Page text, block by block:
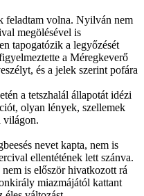
feladtam volna. Nyilván nem
megölésével is
tapogatózik a legyőzését
a Méregkeverő
és a jelek szerint pofára
a tetszhalál állapotát idézi
olyan lények, szellemek
világon.
nevet kapta, nem is
ellentétének lett szánva.
is először hivatkozott rá
miazmájától kattant